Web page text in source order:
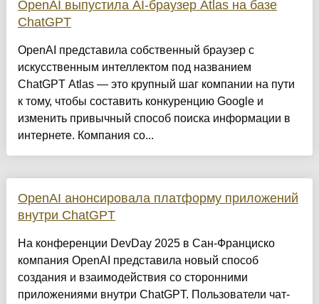
OpenAI выпустила AI-браузер Atlas на базе
ChatGPT
OpenAI представила собственный браузер с
искусственным интеллектом под названием
ChatGPT Atlas — это крупный шаг компании на пути
к тому, чтобы составить конкуренцию Google и
изменить привычный способ поиска информации в
интернете. Компания со...
OpenAI анонсировала платформу приложений
внутри ChatGPT
На конференции DevDay 2025 в Сан-Франциско
компания OpenAI представила новый способ
создания и взаимодействия со сторонними
приложениями внутри ChatGPT. Пользователи чат-